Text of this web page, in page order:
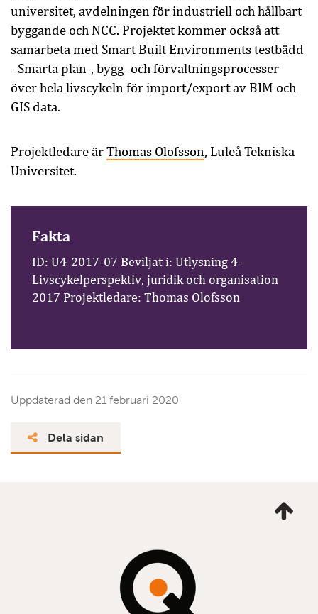
universitet, avdelningen för industriell och hållbart
byggande och NCC. Projektet kommer också att
samarbeta med Smart Built Environments testbädd
- Smarta plan-, bygg- och förvaltningsprocesser
över hela livscykeln för import/export av BIM och
GIS data.
Projektledare ärThomas Olofsson, Luleå Tekniska
Universitet.
Fakta
ID: U4-2017-07 Beviljat i: Utlysning 4 -
Livscykelperspektiv, juridik och organisation
2017 Projektledare: Thomas Olofsson
Uppdaterad den 21 februari 2020
Dela sidan
mig